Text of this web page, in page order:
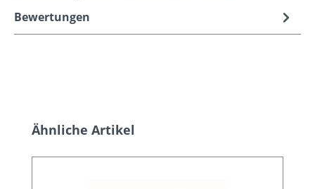
Bewertungen
Produktgalerie überspringen
Ähnliche Artikel